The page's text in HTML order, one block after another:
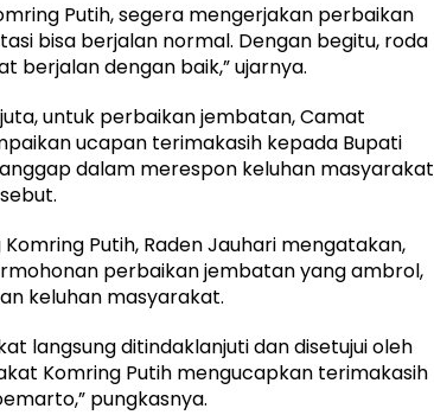
Putih, segera mengerjakan perbaikan
bisa berjalan normal. Dengan begitu, roda
berjalan dengan baik,” ujarnya.
untuk perbaikan jembatan, Camat
ucapan terimakasih kepada Bupati
dalam merespon keluhan masyarakat
Putih, Raden Jauhari mengatakan,
perbaikan jembatan yang ambrol,
keluhan masyarakat.
langsung ditindaklanjuti dan disetujui oleh
Komring Putih mengucapkan terimakasih
pungkasnya.